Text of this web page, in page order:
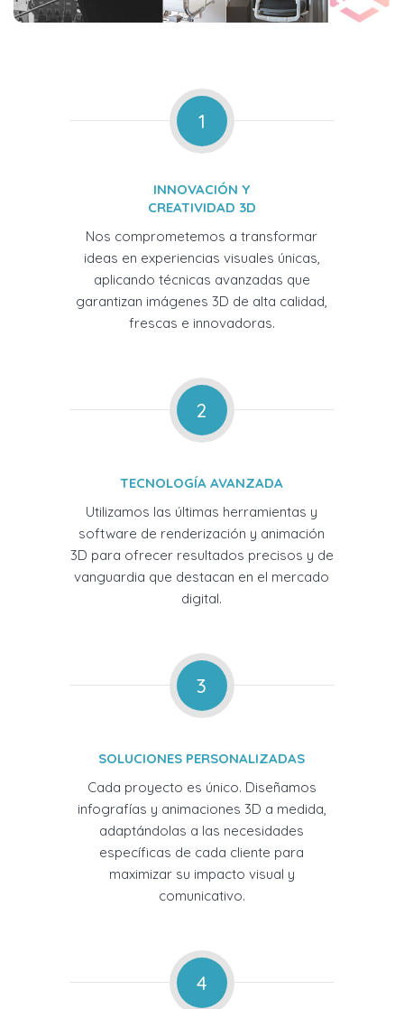
1
INNOVACIÓN Y
CREATIVIDAD 3D
Nos comprometemos a transformar
ideas en experiencias visuales únicas,
aplicando técnicas avanzadas que
garantizan imágenes 3D de alta calidad,
frescas e innovadoras.
2
TECNOLOGÍA AVANZADA
Utilizamos las últimas herramientas y
software de renderización y animación
3D para ofrecer resultados precisos y de
vanguardia que destacan en el mercado
digital.
3
SOLUCIONES PERSONALIZADAS
Cada proyecto es único. Diseñamos
infografías y animaciones 3D a medida,
adaptándolas a las necesidades
específicas de cada cliente para
maximizar su impacto visual y
comunicativo.
4